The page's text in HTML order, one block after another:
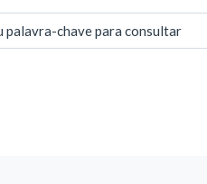
palavra-chave para consultar